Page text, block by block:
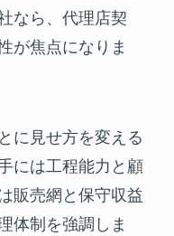
なら、代理店契
が焦点になりま
に見せ方を変える
には工程能力と顧
販売網と保守収益
体制を強調しま